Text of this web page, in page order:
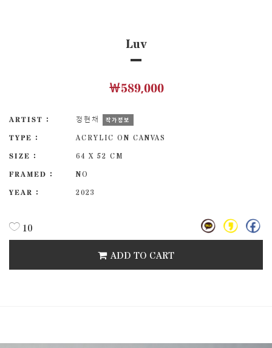
Luv
￦589,000
ARTIST : 정현채 작가정보
TYPE :
ACRYLIC ON CANVAS
SIZE :
64 X 52 CM
FRAMED :
NO
YEAR :
2023
10
ADD TO CART